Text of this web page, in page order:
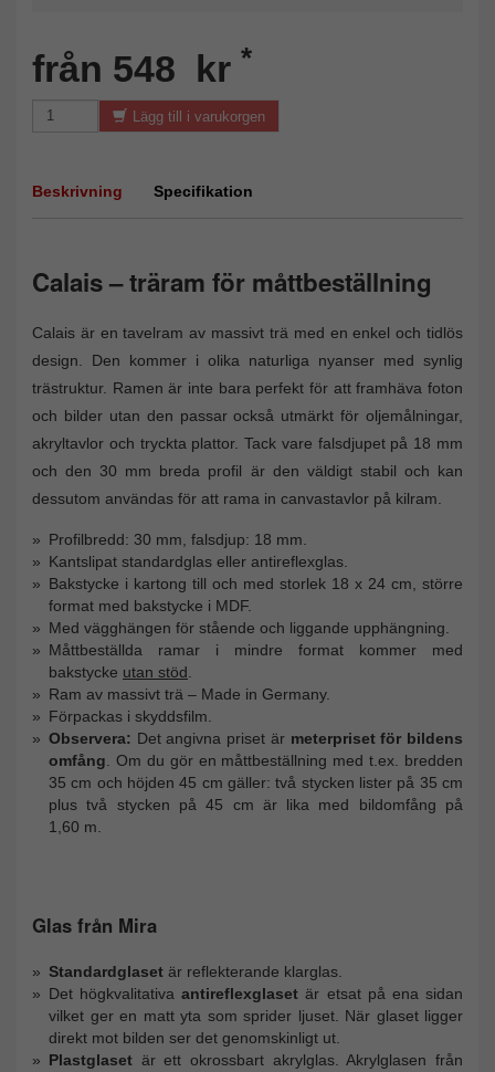
från 548 kr *
Lägg till i varukorgen
Beskrivning Specifikation
Calais – träram för måttbeställning
Calais är en tavelram av massivt trä med en enkel och tidlös
design. Den kommer i olika naturliga nyanser med synlig
trästruktur. Ramen är inte bara perfekt för att framhäva foton
och bilder utan den passar också utmärkt för oljemålningar,
akryltavlor och tryckta plattor. Tack vare falsdjupet på 18 mm
och den 30 mm breda profil är den väldigt stabil och kan
dessutom användas för att rama in canvastavlor på kilram.
Profilbredd: 30 mm, falsdjup: 18 mm.
Kantslipat standardglas eller antireflexglas.
Bakstycke i kartong till och med storlek 18 x 24 cm, större
format med bakstycke i MDF.
Med vägghängen för stående och liggande upphängning.
Måttbeställda ramar i mindre format kommer med
bakstycke utan stöd
Ram av massivt trä – Made in Germany.
Förpackas i skyddsfilm.
Observera: Det angivna priset är meterpriset för bildens
omfång . Om du gör en måttbeställning med t.ex. bredden
35 cm och höjden 45 cm gäller: två stycken lister på 35 cm
plus två stycken på 45 cm är lika med bildomfång på
1,60 m.
Glas från Mira
Standardglaset är reflekterande klarglas.
Det högkvalitativaantireflexglaset är etsat på ena sidan
vilket ger en matt yta som sprider ljuset. När glaset ligger
direkt mot bilden ser det genomskinligt ut.
Plastglaset är ett okrossbart akrylglas. Akrylglasen från